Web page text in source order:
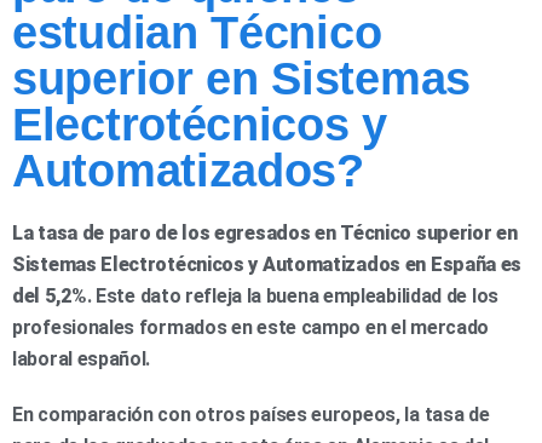
estudian Técnico
superior en Sistemas
Electrotécnicos y
Automatizados?
La tasa de paro de los egresados en Técnico superior en
Sistemas Electrotécnicos y Automatizados en España es
del 5,2%. Este dato refleja la buena empleabilidad de los
profesionales formados en este campo en el mercado
laboral español.
En comparación con otros países europeos, la tasa de